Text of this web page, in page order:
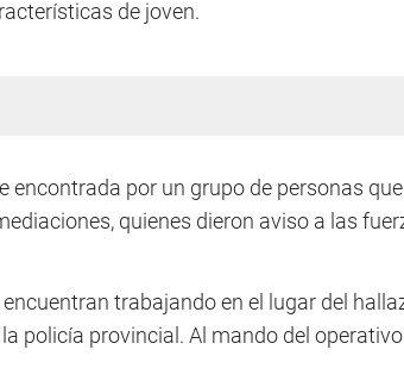
de joven.
encontrada por un grupo de personas
quienes dieron aviso a las
encuentran trabajando en el lugar del
la policía provincial. Al mando del